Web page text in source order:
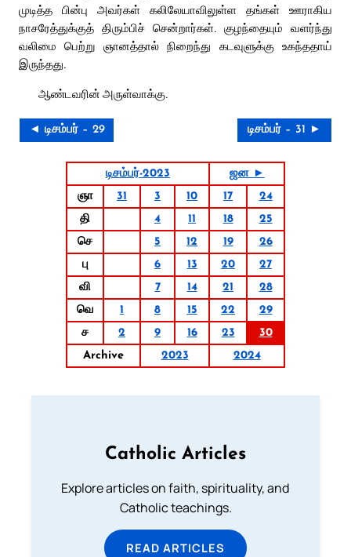
முடித்த பின்பு அவர்கள் கலிலேயாவிலுள்ள தங்கள் ஊராகிய
நாசரேத்துக்குத் திரும்பிச் சென்றார்கள். குழந்தையும் வளர்ந்து
வலிமை பெற்று ஞானத்தால் நிறைந்து கடவுளுக்கு உகந்ததாய்
இருந்தது.
ஆண்டவரின் அருள்வாக்கு.
◄ டிசம்பர் – 29 டிசம்பர் – 31 ►
டிசம்பர்-2023
ஜன ►
ஞா
31 3 10 17
24
தி
4 11 18
25
செ
5 12 19
26
பு
6 13 20
27
வி
7 14 21
28
வெ
1 8 15 22
29
ச
2 9 16 23
30
Archive
2023 2024
Catholic Articles
Explore articles on faith, spirituality, and
Catholic teachings.
READ ARTICLES